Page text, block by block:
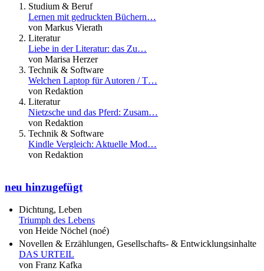
Studium & Beruf
Lernen mit gedruckten Büchern…
von Markus Vierath
Literatur
Liebe in der Literatur: das Zu…
von Marisa Herzer
Technik & Software
Welchen Laptop für Autoren / T…
von Redaktion
Literatur
Nietzsche und das Pferd: Zusam…
von Redaktion
Technik & Software
Kindle Vergleich: Aktuelle Mod…
von Redaktion
neu hinzugefügt
Dichtung, Leben
Triumph des Lebens
von Heide Nöchel (noé)
Novellen & Erzählungen, Gesellschafts- & Entwicklungsinhalte
DAS URTEIL
von Franz Kafka